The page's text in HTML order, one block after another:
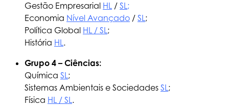
Gestão Empresarial HL / SL;
Economia Nível Avançado / SL;
Política Global HL / SL;
História HL.
Grupo 4 – Ciências:
Química SL;
Sistemas Ambientais e Sociedades SL;
Física HL / SL.